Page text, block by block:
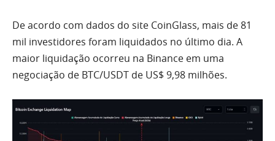
De acordo com dados do site CoinGlass, mais de 81
mil investidores foram liquidados no último dia. A
maior liquidação ocorreu na Binance em uma
negociação de BTC/USDT de US$ 9,98 milhões.